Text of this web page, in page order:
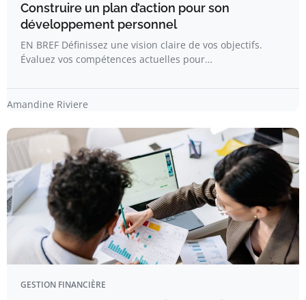
Construire un plan d’action pour son
développement personnel
EN BREF Définissez une vision claire de vos objectifs.
Évaluez vos compétences actuelles pour…
Amandine Riviere
GESTION FINANCIÈRE